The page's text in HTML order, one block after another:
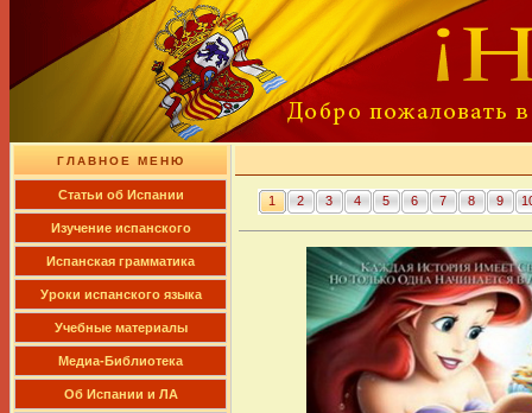
ГЛАВНОЕ МЕНЮ
Cтатьи об Испании
Изучение испанского
Испанская грамматика
Уроки испанского языка
Учебные материалы
Медиа-Библиотека
Об Испании и ЛА
1 2 3 4 5 6 7 8 9